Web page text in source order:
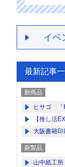
イベ
最新記事
新商品
ヒサゴ 「
【推し活
大阪書籍
新製品
山中紙工